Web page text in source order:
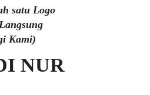
satu Logo
Kami)
NUR